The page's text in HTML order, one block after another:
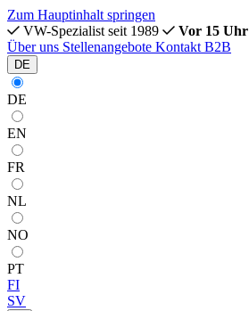
Zum Hauptinhalt springen
VW-Spezialist seit 1989
Vor 15 Uhr
Über uns Stellenangebote Kontakt B2B
DE
DE
EN
FR
NL
NO
PT
FI
SV